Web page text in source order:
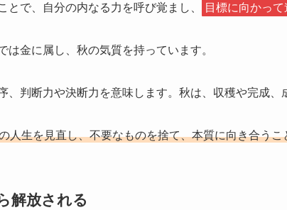
とで、自分の内なる力を呼び覚まし、 目標に向かって
は金に属し、秋の気質を持っています。
、判断力や決断力を意味します。秋は、収穫や完成、
人生を見直し、不要なものを捨て、本質に向き合う
解放される